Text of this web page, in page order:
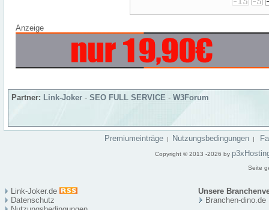
Anzeige
Partner: Link-Joker - SEO FULL SERVICE - W3Forum
Premiumeinträge | Nutzungsbedingungen |
Copyright © 2013 -2026 by
Seite
Link-Joker.de
Unsere
Datenschutz
Branchen-dino.de